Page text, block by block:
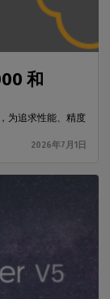
和
为追求性能、精度
2026年7月1日